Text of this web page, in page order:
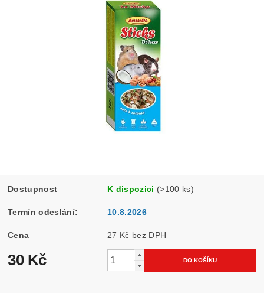
Dostupnost K dispozici (>100 ks)
Termín odeslání: 10.8.2026
Cena 27 Kč bez DPH
30 Kč